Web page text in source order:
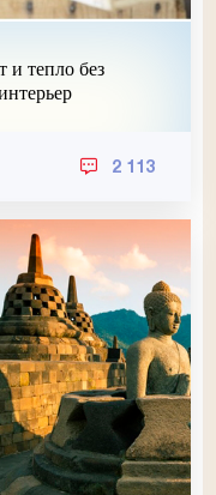
и тепло без
2 113